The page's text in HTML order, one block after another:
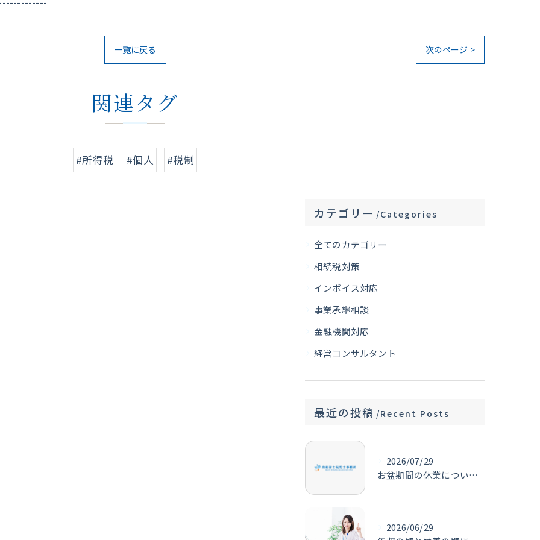
一覧に戻る 次のページ >
関連タグ
#所得税 #個人 #税制
カテゴリー Categories
全てのカテゴリー
相続税対策
インボイス対応
事業承継相談
金融機関対応
経営コンサルタント
最近の投稿 Recent Posts
2026/07/29
お盆期間の休業について【お知らせ】
2026/06/29